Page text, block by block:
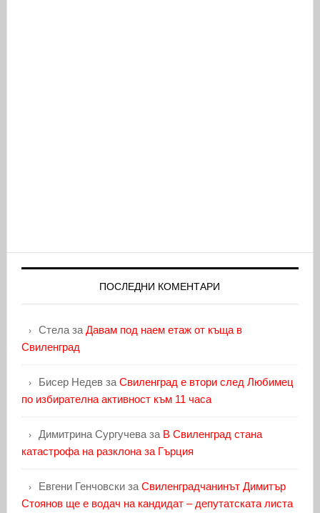
ПОСЛЕДНИ КОМЕНТАРИ
Стелаза Давам под наем етаж от къща в
Свиленград
Бисер Недевза Свиленград е втори след Любимец
по избирателна активност към 11 часа
Димитрина Сургучеваза В Свиленград стана
катастрофа на разклона за Гърция
Евгени Генчовскиза Свиленградчанинът Димитър
Стоянов ще е водач на кандидат – депутатската листа